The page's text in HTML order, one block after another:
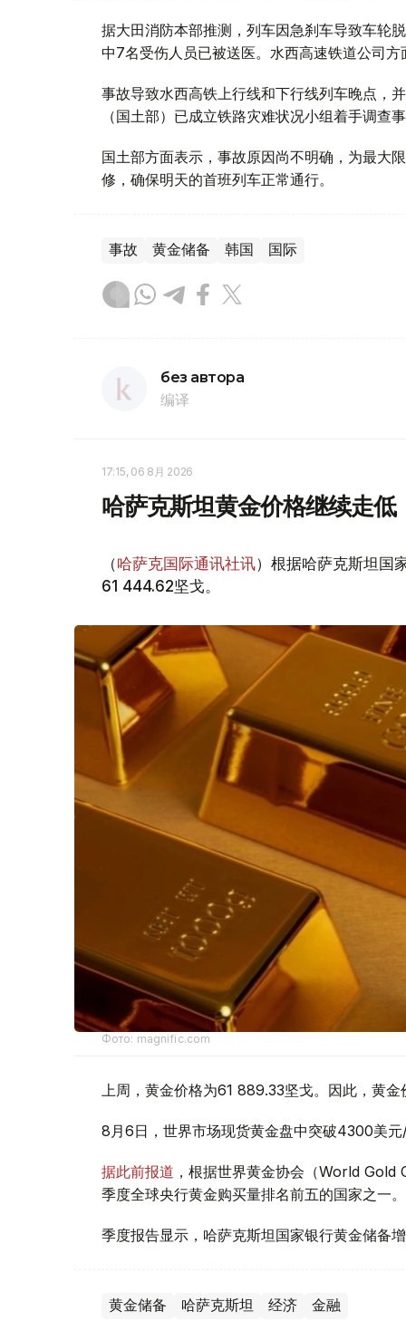
据大田消防本部推测，列车因急刹车导致车轮
中7名受伤人员已被送医。水西高速铁道公司方
事故导致水西高铁上行线和下行线列车晚点，
（国土部）已成立铁路灾难状况小组着手调查事
国土部方面表示，事故原因尚不明确，为最大
修，确保明天的首班列车正常通行。
事故 黄金储备 韩国 国际
без автора
编译
17:15, 06 8月 2026
哈萨克斯坦黄金价格继续走低
（哈萨克国际通讯社讯）根据哈萨克斯坦国
61 444.62坚戈。
Фото: magnific.com
上周，黄金价格为61 889.33坚戈。因此，黄
8月6日，世界市场现货黄金盘中突破4300美元
据此前报道 ，根据世界黄金协会（World
季度全球央行黄金购买量排名前五的国家之一。
季度报告显示，哈萨克斯坦国家银行黄金储备增
黄金储备 哈萨克斯坦 经济 金融